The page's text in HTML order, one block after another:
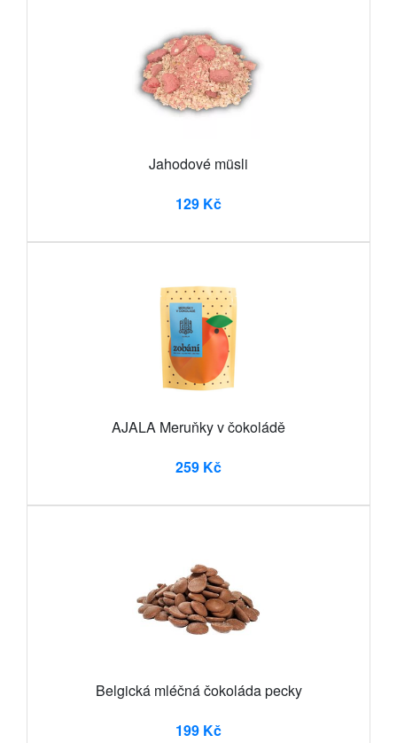
Jahodové müsli
129 Kč
AJALA Meruňky v čokoládě
259 Kč
Belgická mléčná čokoláda pecky
199 Kč